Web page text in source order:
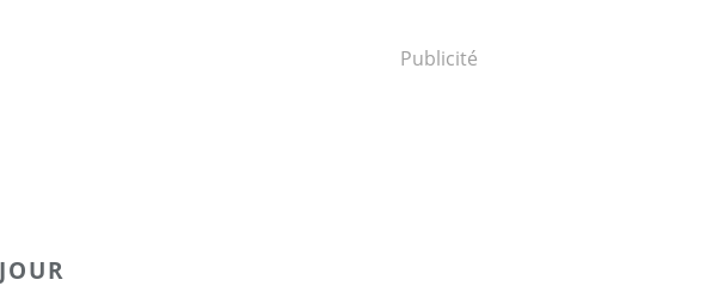
Publicité